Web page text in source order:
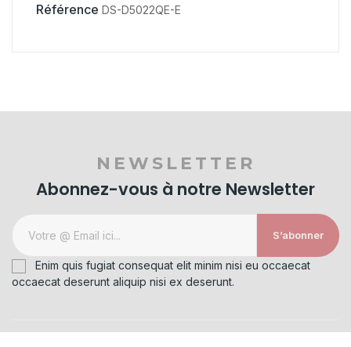
Référence DS-D5022QE-E
NEWSLETTER
Abonnez-vous à notre Newsletter
S’abonner
Enim quis fugiat consequat elit minim nisi eu occaecat
occaecat deserunt aliquip nisi ex deserunt.